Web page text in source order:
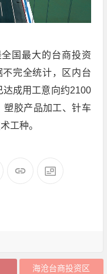
国最大的台商投资
完全统计，区内台
达成用工意向约2100
塑胶产品加工、针车
工种。
海沧台商投资区